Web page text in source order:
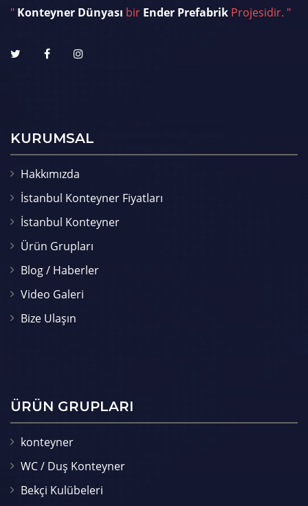
" Konteyner Dünyası bir Ender Prefabrik Projesidir. "
KURUMSAL
Hakkımızda
İstanbul Konteyner Fiyatları
İstanbul Konteyner
Ürün Grupları
Blog / Haberler
Video Galeri
Bize Ulaşın
ÜRÜN GRUPLARI
konteyner
WC / Duş Konteyner
Bekçi Kulübeleri